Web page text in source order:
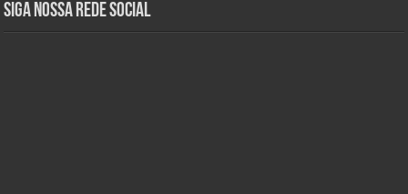
Siga nossa rede social